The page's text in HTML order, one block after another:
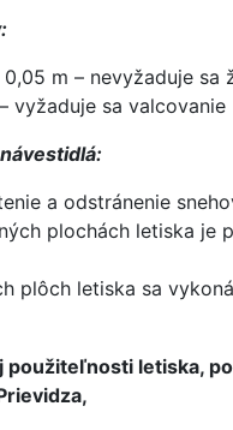
m – nevyžaduje sa
vyžaduje sa
a odstránenie
plochách letiska je
plôch letiska sa
letiska,